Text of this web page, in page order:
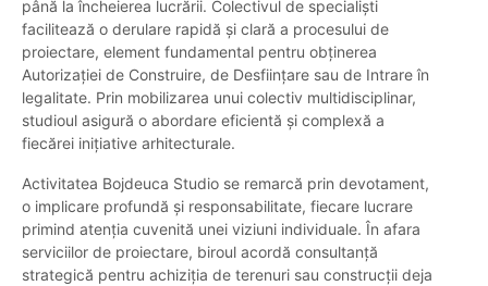
până la încheierea lucrării. Colectivul de specialiști
facilitează o derulare rapidă și clară a procesului de
proiectare, element fundamental pentru obținerea
Autorizației de Construire, de Desființare sau de Intrare în
legalitate. Prin mobilizarea unui colectiv multidisciplinar,
studioul asigură o abordare eficientă și complexă a
fiecărei inițiative arhitecturale.
Activitatea Bojdeuca Studio se remarcă prin devotament,
o implicare profundă și responsabilitate, fiecare lucrare
primind atenția cuvenită unei viziuni individuale. În afara
serviciilor de proiectare, biroul acordă consultanță
strategică pentru achiziția de terenuri sau construcții deja